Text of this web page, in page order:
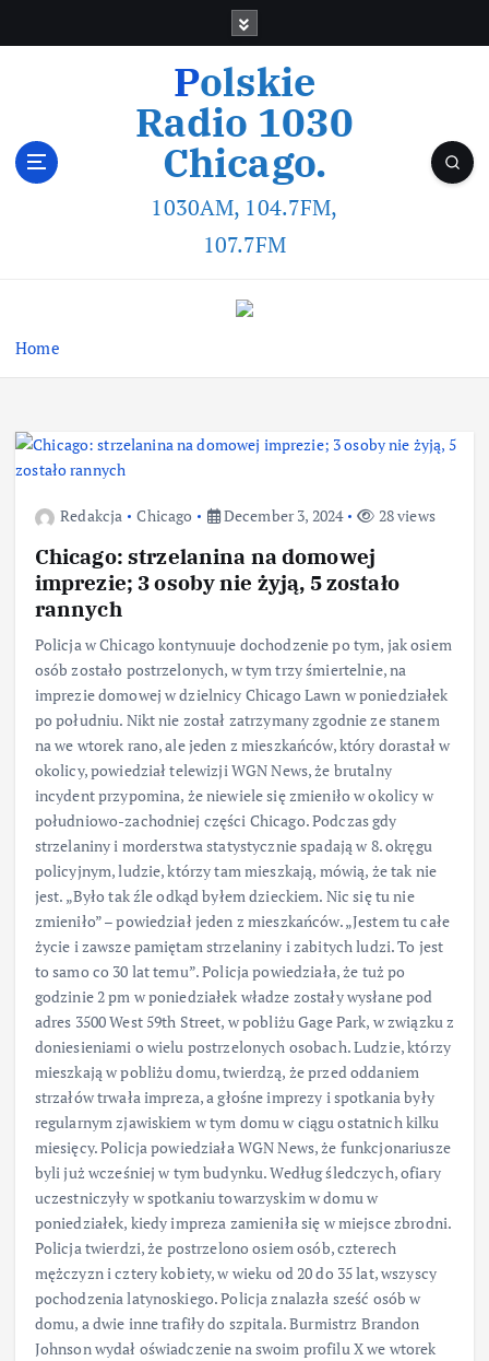
Polskie
Radio 1030
Chicago.
1030AM, 104.7FM,
107.7FM
Home
Redakcja Chicago December 3, 2024 28 views
Chicago: strzelanina na domowej
imprezie; 3 osoby nie żyją, 5 zostało
rannych
Policja w Chicago kontynuuje dochodzenie po tym, jak osiem
osób zostało postrzelonych, w tym trzy śmiertelnie, na
imprezie domowej w dzielnicy Chicago Lawn w poniedziałek
po południu. Nikt nie został zatrzymany zgodnie ze stanem
na we wtorek rano, ale jeden z mieszkańców, który dorastał w
okolicy, powiedział telewizji WGN News, że brutalny
incydent przypomina, że niewiele się zmieniło w okolicy w
południowo-zachodniej części Chicago. Podczas gdy
strzelaniny i morderstwa statystycznie spadają w 8. okręgu
policyjnym, ludzie, którzy tam mieszkają, mówią, że tak nie
jest. „Było tak źle odkąd byłem dzieckiem. Nic się tu nie
zmieniło” – powiedział jeden z mieszkańców. „Jestem tu całe
życie i zawsze pamiętam strzelaniny i zabitych ludzi. To jest
to samo co 30 lat temu”. Policja powiedziała, że tuż po
godzinie 2 pm w poniedziałek władze zostały wysłane pod
adres 3500 West 59th Street, w pobliżu Gage Park, w związku z
doniesieniami o wielu postrzelonych osobach. Ludzie, którzy
mieszkają w pobliżu domu, twierdzą, że przed oddaniem
strzałów trwała impreza, a głośne imprezy i spotkania były
regularnym zjawiskiem w tym domu w ciągu ostatnich kilku
miesięcy. Policja powiedziała WGN News, że funkcjonariusze
byli już wcześniej w tym budynku. Według śledczych, ofiary
uczestniczyły w spotkaniu towarzyskim w domu w
poniedziałek, kiedy impreza zamieniła się w miejsce zbrodni.
Policja twierdzi, że postrzelono osiem osób, czterech
mężczyzn i cztery kobiety, w wieku od 20 do 35 lat, wszyscy
pochodzenia latynoskiego. Policja znalazła sześć osób w
domu, a dwie inne trafiły do szpitala. Burmistrz Brandon
Johnson wydał oświadczenie na swoim profilu X we wtorek